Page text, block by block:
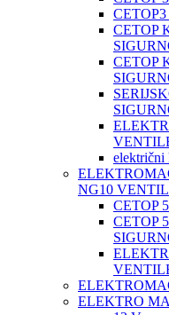
CETOP
CETOP
električni
NG10
CETOP
CETOP
ELEKTRO